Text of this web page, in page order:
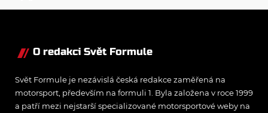
posledních 4
O redakci Svět Formule
Svět Formule je nezávislá česká redakce zaměřená na
motorsport, především na formuli 1. Byla založena v roce 1999
a patří mezi nejstarší specializované motorsportové weby na